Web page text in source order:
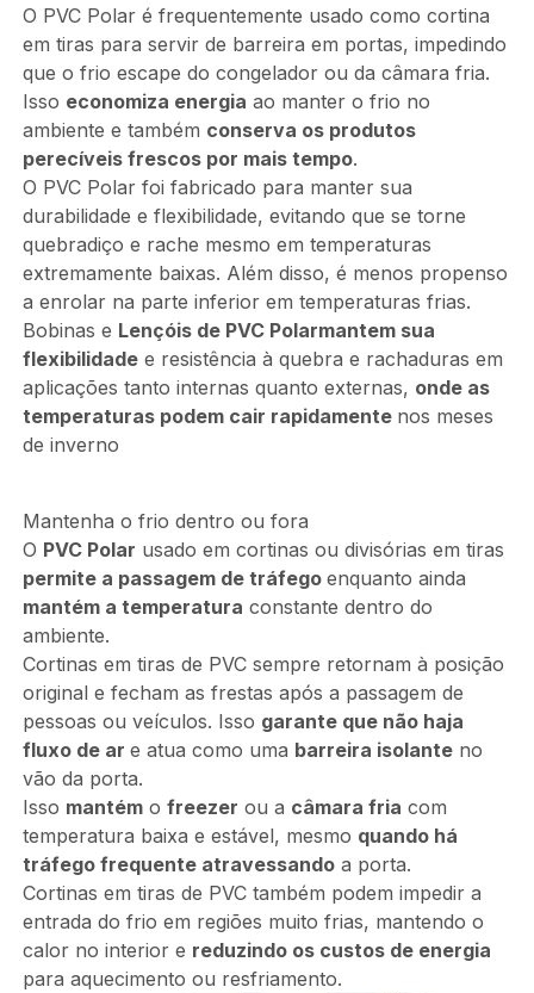
O PVC Polar é frequentemente usado como cortina
em tiras para servir de barreira em portas, impedindo
que o frio escape do congelador ou da câmara fria.
Isso economiza energia ao manter o frio no
ambiente e também conserva os produtos
perecíveis frescos por mais tempo.
O PVC Polar foi fabricado para manter sua
durabilidade e flexibilidade, evitando que se torne
quebradiço e rache mesmo em temperaturas
extremamente baixas. Além disso, é menos propenso
a enrolar na parte inferior em temperaturas frias.
Bobinas e Lençóis de PVC Polarmantem sua
flexibilidadee resistência à quebra e rachaduras em
aplicações tanto internas quanto externas, onde as
temperaturas podem cair rapidamente nos meses
de inverno
Mantenha o frio dentro ou fora
O PVC Polar usado em cortinas ou divisórias em tiras
permite a passagem de tráfego enquanto ainda
mantém a temperatura constante dentro do
ambiente.
Cortinas em tiras de PVC sempre retornam à posição
original e fecham as frestas após a passagem de
pessoas ou veículos. Isso garante que não haja
fluxo de ar e atua como uma barreira isolanteno
vão da porta.
Isso mantémo freezer ou a câmara fria com
temperatura baixa e estável, mesmo quando há
tráfego frequente atravessandoa porta.
Cortinas em tiras de PVC também podem impedir a
entrada do frio em regiões muito frias, mantendo o
calor no interior e reduzindo os custos de energia
para aquecimento ou resfriamento.